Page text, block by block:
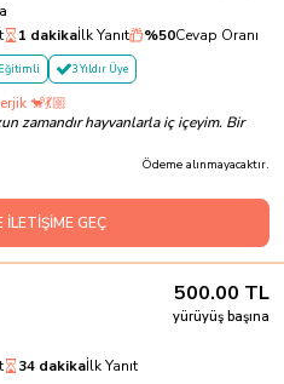
1 dakikaİlk Yanıt %50Cevap Oranı
3 Yıldır Üye
🐒💃🏼
zamandır hayvanlarla iç içeyim. Bir
Ödeme alınmayacaktır.
İLETİŞİME GEÇ
500.00 TL
yürüyüş başına
34 dakikaİlk Yanıt